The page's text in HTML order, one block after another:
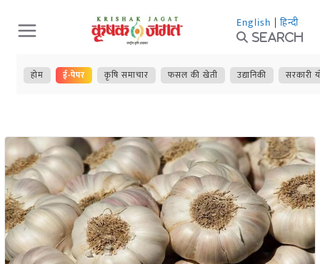
Skip
to
content
English | हिन्दी
Search
होम ई-पेपर कृषि समाचार फसल की खेती उद्यानिकी सरकारी